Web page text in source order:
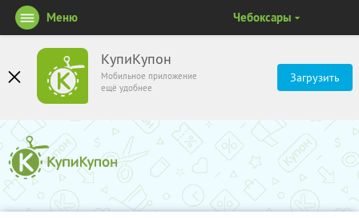
КупиКупон
Мобильное приложение
ещё удобнее
Загрузить
Меню Чебоксары